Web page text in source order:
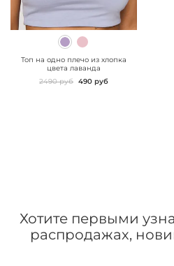
" class="js-prevent-
Топ на одно плечо из хлопка
цвета лаванда
2490 руб 490 руб
Хотите первыми
распродажах,